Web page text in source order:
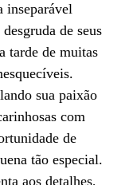
inseparável
de seus
tarde de muitas
sua paixão
com
de
tão especial.
aos detalhes,